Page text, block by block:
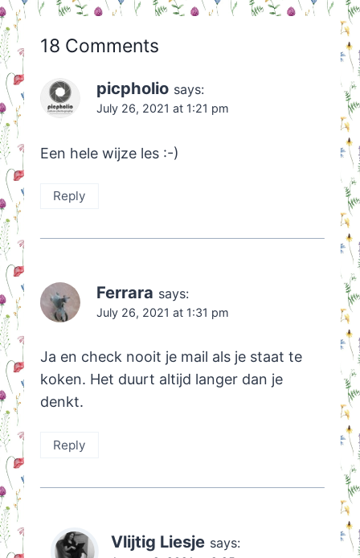
18 Comments
picpholio says:
July 26, 2021 at 1:21 pm
Een hele wijze les :-)
Reply
Ferrara says:
July 26, 2021 at 1:31 pm
Ja en check nooit je mail als je staat te
koken. Het duurt altijd langer dan je
denkt.
Reply
Vlijtig Liesje says: